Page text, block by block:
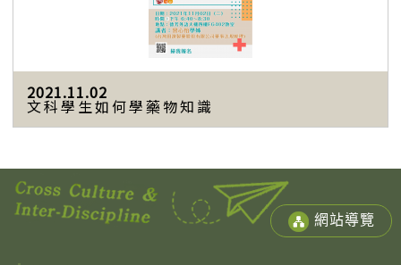
2021.11.02
文科學生如何學藥物知識
網站導覽